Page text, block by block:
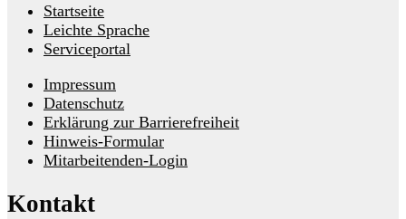
Startseite
Leichte Sprache
Serviceportal
Impressum
Datenschutz
Erklärung zur Barrierefreiheit
Hinweis-Formular
Mitarbeitenden-Login
Kontakt